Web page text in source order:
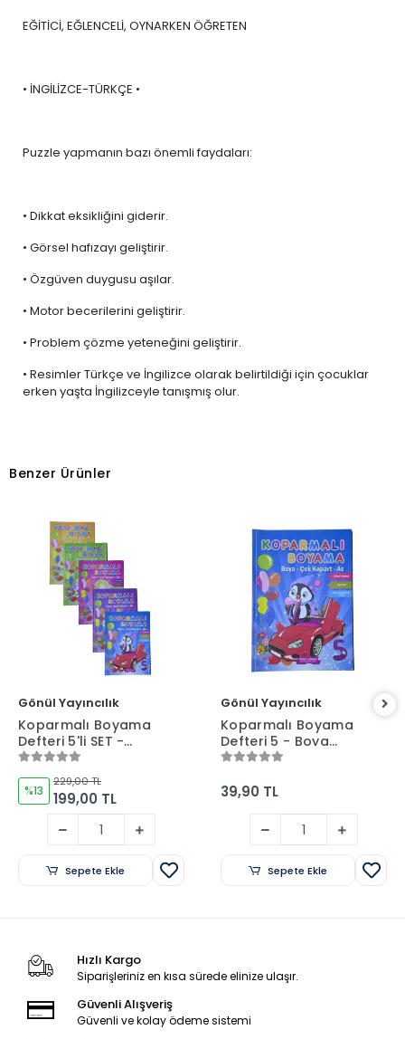
EĞİTİCİ, EĞLENCELİ, OYNARKEN ÖĞRETEN
• İNGİLİZCE-TÜRKÇE •
Puzzle yapmanın bazı önemli faydaları:
• Dikkat eksikliğini giderir.
• Görsel hafızayı geliştirir.
• Özgüven duygusu aşılar.
• Motor becerilerini geliştirir.
• Problem çözme yeteneğini geliştirir.
• Resimler Türkçe ve İngilizce olarak belirtildiği için çocuklar
erken yaşta İngilizceyle tanışmış olur.
Benzer Ürünler
Gönül Yayıncılık
Koparmalı Boyama
Defteri 5'li SET -
Boya Kopar Sergile
%13
229,00 TL
199,00 TL
Sepete Ekle
Gönül Yayıncılık
Koparmalı Boyama
Defteri 5 - Boya
Kopar Sergile
39,90 TL
Sepete Ekle
Hızlı Kargo
Siparişleriniz en kısa sürede elinize ulaşır.
Güvenli Alışveriş
Güvenli ve kolay ödeme sistemi